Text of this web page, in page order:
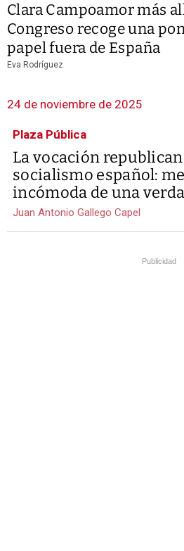
Clara Campoamor más
Congreso recoge una
papel fuera de España
Eva Rodríguez
24 de noviembre de 2025
Plaza Pública
La vocación
socialismo español:
incómoda de una
Juan Antonio Gallego Capel
Publicidad